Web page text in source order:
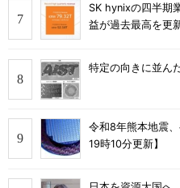
SK hynixの四半期
益が過去最高を更
特定の向きに並ん
令和8年熊本地震
19時10分更新】